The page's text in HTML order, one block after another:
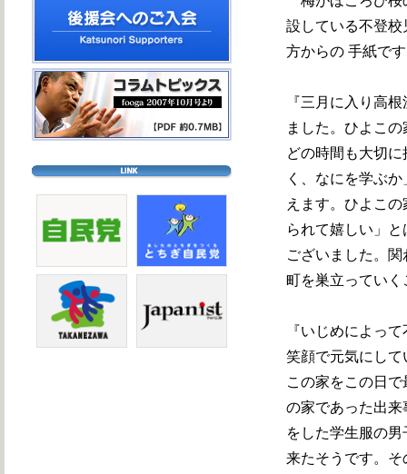
設している不登
方からの 手紙で
『三月に入り高
ました。ひよこ
どの時間も大切
く、なにを学ぶ
えます。ひよこ
られて嬉しい」
ございました。
町を巣立ってい
『いじめによっ
笑顔で元気にし
この家をこの日
の家であった出
をした学生服の
来たそうです。